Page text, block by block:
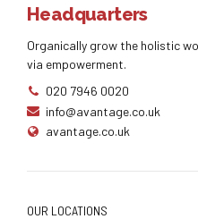
Headquarters
Organically grow the holistic
via empowerment.
020 7946 0020
info@avantage.co.uk
avantage.co.uk
OUR LOCATIONS